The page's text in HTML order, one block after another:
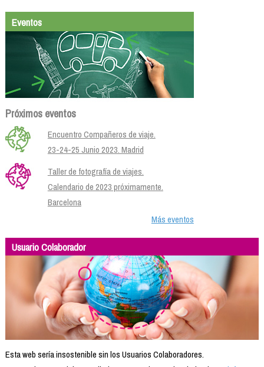
Eventos
Próximos eventos
Encuentro Compañeros de viaje.
23-24-25 Junio 2023. Madrid
Taller de fotografía de viajes.
Calendario de 2023 próximamente.
Barcelona
Más eventos
Usuario Colaborador
Esta web sería insostenible sin los Usuarios Colaboradores.